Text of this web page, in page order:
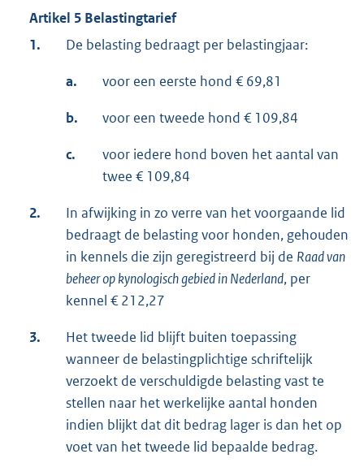
Artikel 5 Belastingtarief
1.
De belasting bedraagt per belastingjaar:
a. voor een eerste hond € 69,81
b. voor een tweede hond € 109,84
c.
voor iedere hond boven het aantal van
twee € 109,84
2.
In afwijking in zo verre van het voorgaande lid
bedraagt de belasting voor honden, gehouden
in kennels die zijn geregistreerd bij de Raadvan
beheer op kynologisch gebied in Nederland, per
kennel € 212,27
3.
Het tweede lid blijft buiten toepassing
wanneer de belastingplichtige schriftelijk
verzoekt de verschuldigde belasting vast te
stellen naar het werkelijke aantal honden
indien blijkt dat dit bedrag lager is dan het op
voet van het tweede lid bepaalde bedrag.